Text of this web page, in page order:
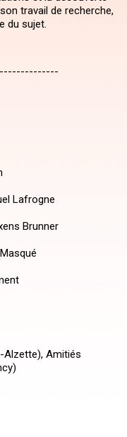
travail de recherche,
du sujet.
Lafrogne
Brunner
Alzette), Amitiés